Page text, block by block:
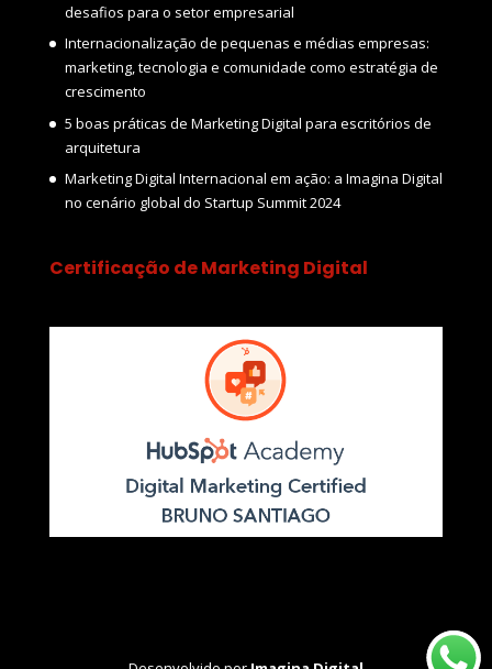
desafios para o setor empresarial
Internacionalização de pequenas e médias empresas:
marketing, tecnologia e comunidade como estratégia de
crescimento
5 boas práticas de Marketing Digital para escritórios de
arquitetura
Marketing Digital Internacional em ação: a Imagina Digital
no cenário global do Startup Summit 2024
Certificação de Marketing Digital